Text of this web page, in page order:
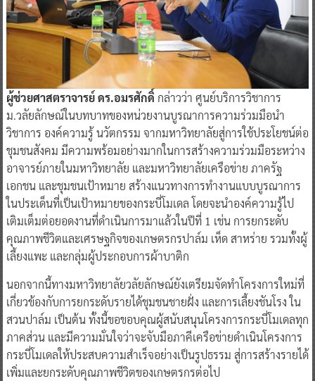
ผู้ช่วยศาสตราจารย์ ดร.อมรศักดิ์ กล่าวว่า ศูนย์บริการวิชาการ
ม.วลัยลักษณ์ในบทบาทของหน่วยงานบูรณาการความร่วมมือนำ
วิชาการ องค์ความรู้ นวัตกรรม จากมหาวิทยาลัยสู่การใช้ประโยชน์ต่อ
ชุมชนสังคม มีความพร้อมอย่างมากในการสร้างความร่วมมือระหว่าง
อาจารย์ภายในมหาวิทยาลัย และมหาวิทยาลัยเครือข่าย ภาครัฐ
เอกชน และชุมชนเป้าหมาย สร้างแนวทางการทำงานแบบบูรณาการ
ในประเด็นที่เป็นเป้าหมายของกระบี่โมเดล โดยจะนำองค์ความรู้ไป
เติมเต็มต่อยอดงานที่ดำเนินการมาแล้วในปีที่ 1 เช่น การยกระดับ
คุณภาพชีวิตและเศรษฐกิจของเกษตรกรปาล์ม เห็ด สาหร่าย รวมทั้งผู้
เลี้ยงแพะ และกลุ่มผู้ประกอบการผ้าบาติก
นอกจากนี้ทางมหาวิทยาลัยวลัยลักษณ์ยังเตรียมจัดทำโครงการใหม่ที่
เกี่ยวข้องกับการยกระดับรายได้ชุมชนชายฝั่ง และการเลี้ยงชันโรง ใน
สวนปาล์ม เป็นต้น ทั้งนี้ขอขอบคุณผู้สนับสนุนโครงการกระบี่โมเดลทุก
ภาคส่วน และมีความมั่นใจว่าจะจับมือภาคีเครือข่ายดำเนินโครงการ
กระบี่โมเดลให้ประสบความสำเร็จอย่างเป็นรูปธรรม สู่การสร้างรายได้
เพิ่มและยกระดับคุณภาพชีวิตของเกษตรกรต่อไป